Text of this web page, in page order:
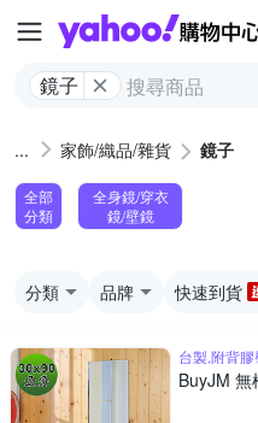
鏡子
家飾/織品/雜貨 鏡子
全部
分類
全身鏡/穿衣
鏡/壁鏡
分類 品牌 快速到貨
台製,附背
BuyJM